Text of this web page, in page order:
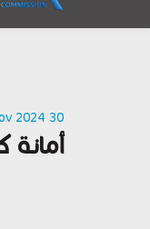
30 Nov 2024